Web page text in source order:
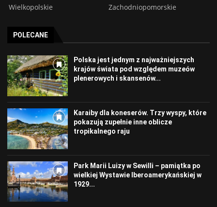
Wielkopolskie Zachodniopomorskie
POLECANE
Polska jest jednym z najważniejszych
krajów świata pod względem muzeów
plenerowych i skansenów...
Karaiby dla koneserów. Trzy wyspy, które
pokazują zupełnie inne oblicze
tropikalnego raju
Park Marii Luizy w Sewilli – pamiątka po
wielkiej Wystawie Iberoamerykańskiej w
1929...